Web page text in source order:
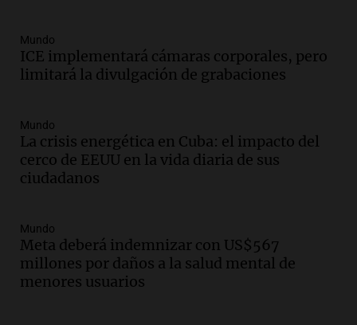
por accidentes de tránsito en el primer
semestre de 2026
Panorama Federal
Reinheimer fue premiada a nivel
mundial: "La ciencia tiene muchas
facetas"
Noticias Rosario
en la autopista Tucumán-Famagüeya
cerca del puente Marianela
Panorama Federal
Episodios
Mundo
ICE implementará cámaras corporales, pero
limitará la divulgación de grabaciones
Mundo
La crisis energética en Cuba: el impacto del
cerco de EEUU en la vida diaria de sus
ciudadanos
Mundo
Meta deberá indemnizar con US$567
millones por daños a la salud mental de
menores usuarios